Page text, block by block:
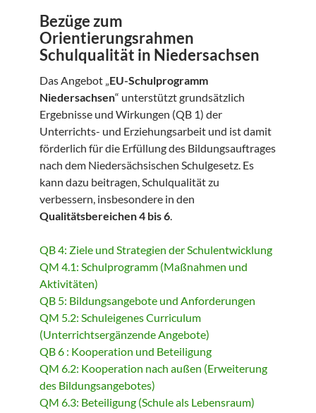
Bezüge zum
Orientierungsrahmen
Schulqualität in Niedersachsen
Das Angebot „EU-Schulprogramm
Niedersachsen“ unterstützt grundsätzlich
Ergebnisse und Wirkungen (QB 1) der
Unterrichts- und Erziehungsarbeit und ist damit
förderlich für die Erfüllung des Bildungsauftrages
nach dem Niedersächsischen Schulgesetz. Es
kann dazu beitragen, Schulqualität zu
verbessern, insbesondere in den
Qualitätsbereichen 4 bis 6.
QB 4: Ziele und Strategien der Schulentwicklung
QM 4.1: Schulprogramm (Maßnahmen und
Aktivitäten)
QB 5: Bildungsangebote und Anforderungen
QM 5.2: Schuleigenes Curriculum
(Unterrichtsergänzende Angebote)
QB 6 : Kooperation und Beteiligung
QM 6.2: Kooperation nach außen (Erweiterung
des Bildungsangebotes)
QM 6.3: Beteiligung (Schule als Lebensraum)